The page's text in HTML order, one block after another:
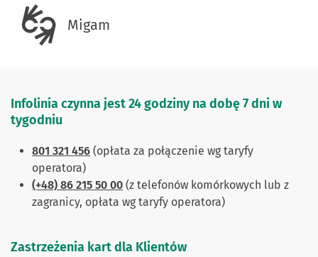
Migam
Infolinia czynna jest 24 godziny na dobę 7 dni w
tygodniu
801 321 456 (opłata za połączenie wg taryfy
operatora)
(+48) 86 215 50 00 (z telefonów komórkowych lub z
zagranicy, opłata wg taryfy operatora)
Zastrzeżenia kart dla Klientów